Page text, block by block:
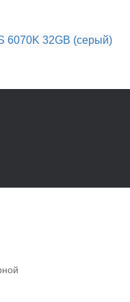
6070K 32GB (серый)